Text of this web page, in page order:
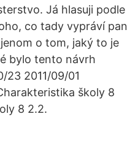
Já hlasuji podle
co tady vypráví pan
o tom, jaký to je
bylo tento návrh
23 2011/09/01
školy 8
8 2.2.